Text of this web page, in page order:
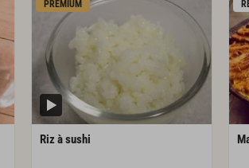
PREMIUM
Riz àsushi